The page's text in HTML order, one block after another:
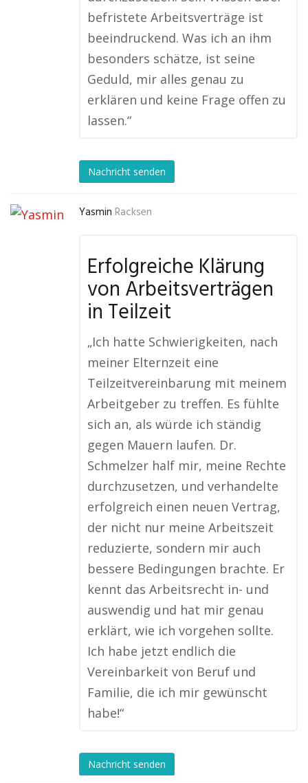
befristete Arbeitsverträge ist
beeindruckend. Was ich an ihm
besonders schätze, ist seine
Geduld, mir alles genau zu
erklären und keine Frage offen zu
lassen.“
Nachricht senden
Yasmin Racksen
Erfolgreiche Klärung
von Arbeitsverträgen
in Teilzeit
„Ich hatte Schwierigkeiten, nach
meiner Elternzeit eine
Teilzeitvereinbarung mit meinem
Arbeitgeber zu treffen. Es fühlte
sich an, als würde ich ständig
gegen Mauern laufen. Dr.
Schmelzer half mir, meine Rechte
durchzusetzen, und verhandelte
erfolgreich einen neuen Vertrag,
der nicht nur meine Arbeitszeit
reduzierte, sondern mir auch
bessere Bedingungen brachte. Er
kennt das Arbeitsrecht in- und
auswendig und hat mir genau
erklärt, wie ich vorgehen sollte.
Ich habe jetzt endlich die
Vereinbarkeit von Beruf und
Familie, die ich mir gewünscht
habe!“
Nachricht senden